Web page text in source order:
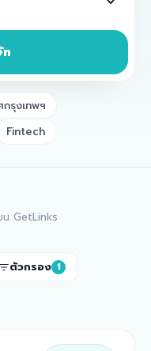
รุงเทพฯ
Fintech
น GetLinks
ตัวกรอง 1